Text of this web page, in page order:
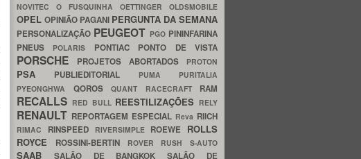
NOVITEC O FUSQUINHA OETTINGER OLDSMOBILE
OPEL OPINIÃO PAGANI PERGUNTA DA SEMANA
PERSONALIZAÇÃO PEUGEOT PGO PININFARINA
PNEUS
POLARIS PONTIAC PONTO DE VISTA
PORSCHE PROJETOS ABORTADOS PROTON
PSA PUBLIEDITORIAL PUMA PURITALIA
PYEONGHWA QOROS QUANT RACECRAFT RAM
RECALLS RED BULL REESTILIZAÇÕES RELY
RENAULT REPORTAGEM ESPECIAL Reva RIICH
RIMAC RINSPEED RIVERSIMPLE ROEWE ROLLS
ROYCE
ROSSINI-BERTIN ROVER RUSH S-AUTO
SAAB SALÃO DE BANGKOKSALÃO DE